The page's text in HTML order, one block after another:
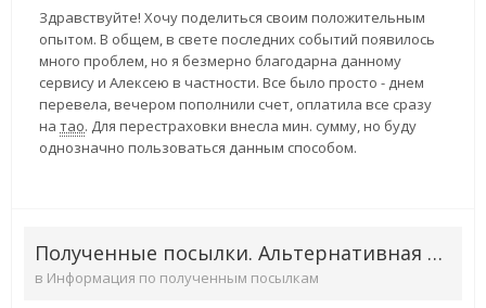
Здравствуйте! Хочу поделиться своим положительным
опытом. В общем, в свете последних событий появилось
много проблем, но я безмерно благодарна данному
сервису и Алексею в частности. Все было просто - днем
перевела, вечером пополнили счет, оплатила все сразу
на тао. Для перестраховки внесла мин. сумму, но буду
однозначно пользоваться данным способом.
Полученные посылки. Альтернативная доставка
в Информация по полученным посылкам